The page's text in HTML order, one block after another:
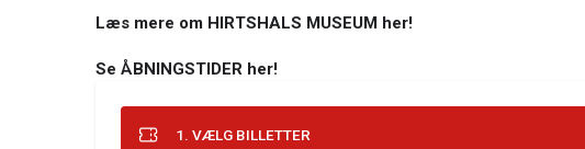
Læs mere om HIRTSHALS MUSEUM her!
Se ÅBNINGSTIDER her!
1. VÆLG BILLETTER